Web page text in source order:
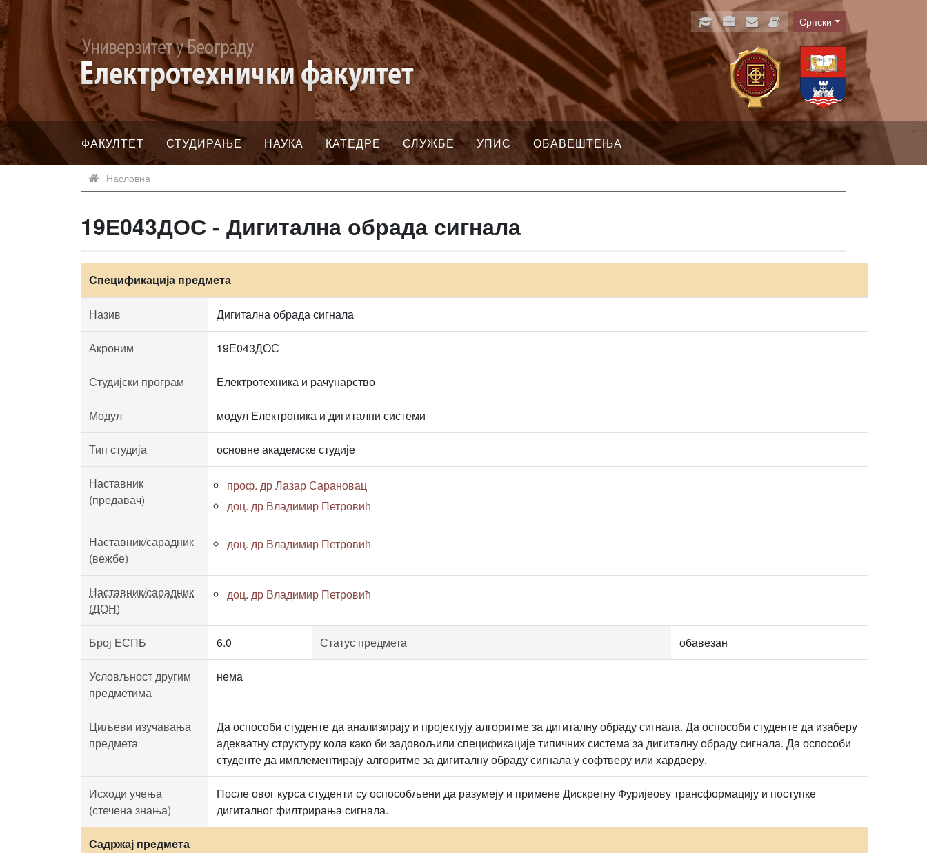
Language
Српски
ФАКУЛТЕТ СТУДИРАЊЕ НАУКА КАТЕДРЕ СЛУЖБЕ УПИС ОБАВЕШТЕЊА
Насловна
19Е043ДОС - Дигитална обрада сигнала
Спецификација предмета
Назив Дигитална обрада сигнала
Акроним 19Е043ДОС
Студијски програм Електротехника и рачунарство
Модул модул Електроника и дигитални системи
Тип студија основне академске студије
Наставник
(предавач)
проф. др Лазар Сарановац
доц. др Владимир Петровић
Наставник/сарадник
(вежбе)
доц. др Владимир Петровић
Наставник/сарадник
(ДОН)
доц. др Владимир Петровић
Број ЕСПБ 6.0 Статус предмета обавезан
Условљност другим
предметима
нема
Циљеви изучавања
предмета
Да оспособи студенте да анализирају и пројектују алгоритме за дигиталну обраду сигнала. Да оспособи студенте да изаберу
адекватну структуру кола како би задовољили спецификације типичних система за дигиталну обраду сигнала. Да оспособи
студенте да имплементирају алгоритме за дигиталну обраду сигнала у софтверу или хардверу.
Исходи учења
(стечена знања)
После овог курса студенти су оспособљени да разумеју и примене Дискретну Фуријеову трансформацију и поступке
дигиталног филтрирања сигнала.
Садржај предмета